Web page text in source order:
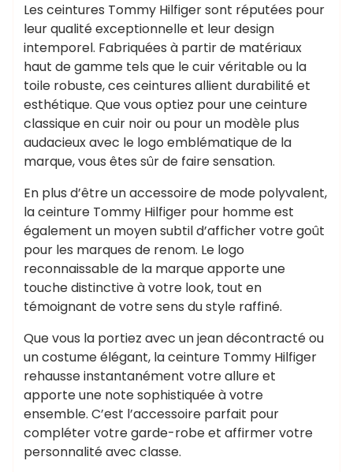
Les ceintures Tommy Hilfiger sont réputées pour
leur qualité exceptionnelle et leur design
intemporel. Fabriquées à partir de matériaux
haut de gamme tels que le cuir véritable ou la
toile robuste, ces ceintures allient durabilité et
esthétique. Que vous optiez pour une ceinture
classique en cuir noir ou pour un modèle plus
audacieux avec le logo emblématique de la
marque, vous êtes sûr de faire sensation.
En plus d’être un accessoire de mode polyvalent,
la ceinture Tommy Hilfiger pour homme est
également un moyen subtil d’afficher votre goût
pour les marques de renom. Le logo
reconnaissable de la marque apporte une
touche distinctive à votre look, tout en
témoignant de votre sens du style raffiné.
Que vous la portiez avec un jean décontracté ou
un costume élégant, la ceinture Tommy Hilfiger
rehausse instantanément votre allure et
apporte une note sophistiquée à votre
ensemble. C’est l’accessoire parfait pour
compléter votre garde-robe et affirmer votre
personnalité avec classe.